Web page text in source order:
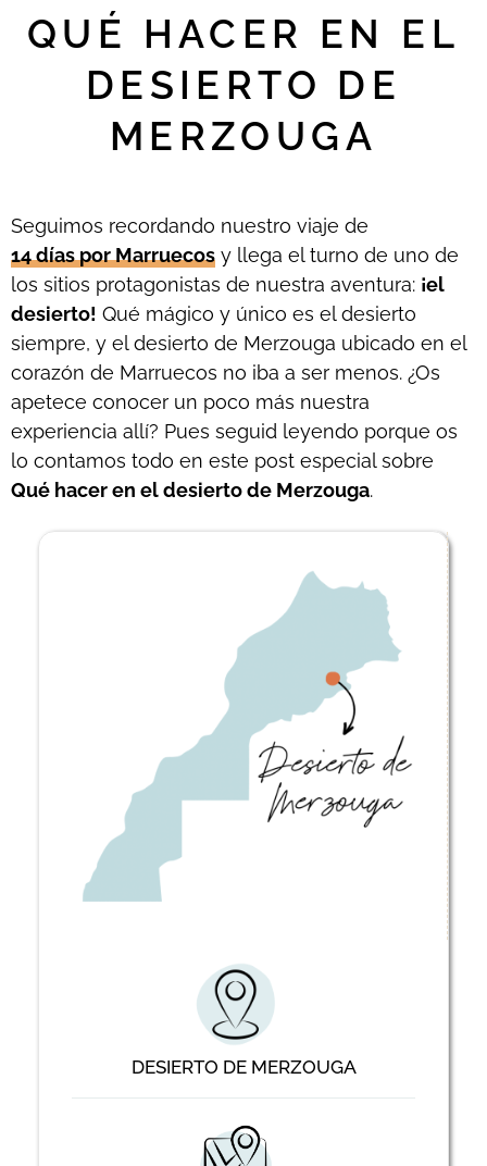
QUÉ HACER EN EL
DESIERTO DE
MERZOUGA
Seguimos recordando nuestro viaje de
14 días por Marruecos y llega el turno de uno de
los sitios protagonistas de nuestra aventura: ¡el
desierto! Qué mágico y único es el desierto
siempre, y el desierto de Merzouga ubicado en el
corazón de Marruecos no iba a ser menos. ¿Os
apetece conocer un poco más nuestra
experiencia allí? Pues seguid leyendo porque os
lo contamos todo en este post especial sobre
Qué hacer en el desierto de Merzouga.
DESIERTO DE MERZOUGA